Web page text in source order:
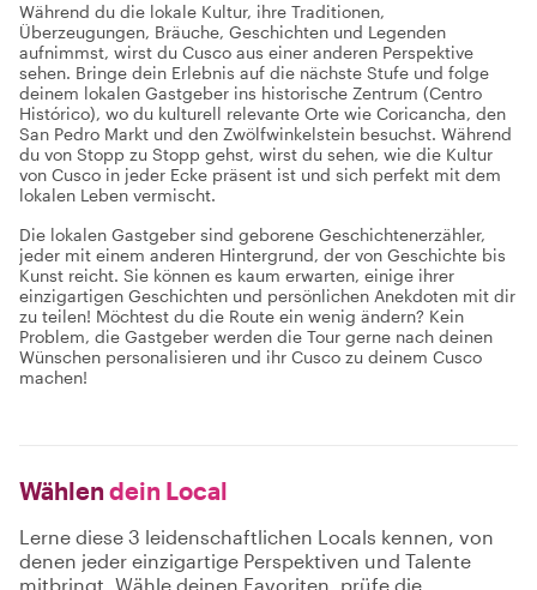
Während du die lokale Kultur, ihre Traditionen,
Überzeugungen, Bräuche, Geschichten und Legenden
aufnimmst, wirst du Cusco aus einer anderen Perspektive
sehen. Bringe dein Erlebnis auf die nächste Stufe und folge
deinem lokalen Gastgeber ins historische Zentrum (Centro
Histórico), wo du kulturell relevante Orte wie Coricancha, den
San Pedro Markt und den Zwölfwinkelstein besuchst. Während
du von Stopp zu Stopp gehst, wirst du sehen, wie die Kultur
von Cusco in jeder Ecke präsent ist und sich perfekt mit dem
lokalen Leben vermischt.
Die lokalen Gastgeber sind geborene Geschichtenerzähler,
jeder mit einem anderen Hintergrund, der von Geschichte bis
Kunst reicht. Sie können es kaum erwarten, einige ihrer
einzigartigen Geschichten und persönlichen Anekdoten mit dir
zu teilen! Möchtest du die Route ein wenig ändern? Kein
Problem, die Gastgeber werden die Tour gerne nach deinen
Wünschen personalisieren und ihr Cusco zu deinem Cusco
machen!
Wählen dein Local
Lerne diese 3 leidenschaftlichen Locals kennen, von
denen jeder einzigartige Perspektiven und Talente
mitbringt. Wähle deinen Favoriten, prüfe die